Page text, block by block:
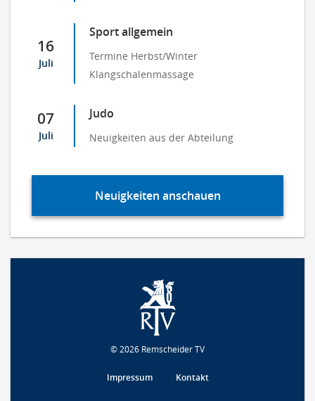
16
Juli
Sport allgemein
Termine Herbst/Winter
Klangschalenmassage
07
Juli
Judo
Neuigkeiten aus der Abteilung
Neuigkeiten anschauen
© 2026 Remscheider TV
Impressum Kontakt